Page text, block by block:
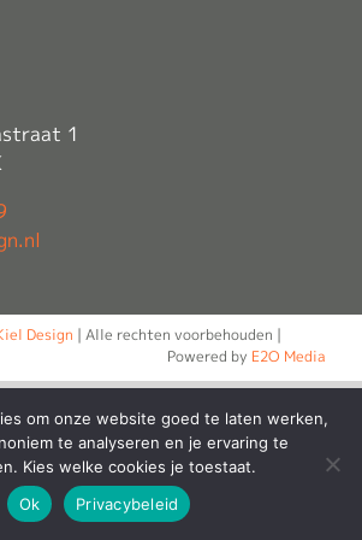
1
Design | Alle rechten voorbehouden |
Powered by E2O Media
om onze website goed te laten werken,
te analyseren en je ervaring te
Kies welke cookies je toestaat.
Ok
Privacybeleid